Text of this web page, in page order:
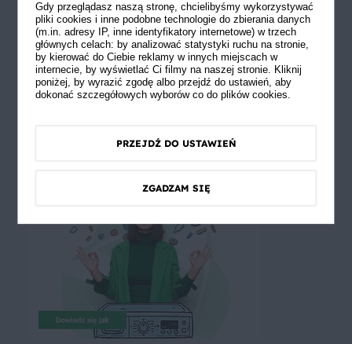
otrzymania brązowego koloru, uważając przy
tym by się nie przypaliła.
Gdy przeglądasz naszą stronę, chcielibyśmy wykorzystywać
pliki cookies i inne podobne technologie do zbierania danych
(m.in. adresy IP, inne identyfikatory internetowe) w trzech
głównych celach: by analizować statystyki ruchu na stronie,
by kierować do Ciebie reklamy w innych miejscach w
internecie, by wyświetlać Ci filmy na naszej stronie. Kliknij
poniżej, by wyrazić zgodę albo przejdź do ustawień, aby
dokonać szczegółowych wyborów co do plików cookies.
PRZEJDŹ DO USTAWIEŃ
ZGADZAM SIĘ